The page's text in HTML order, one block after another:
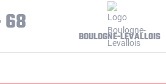
68 BOULOGNE-LEVALLOIS